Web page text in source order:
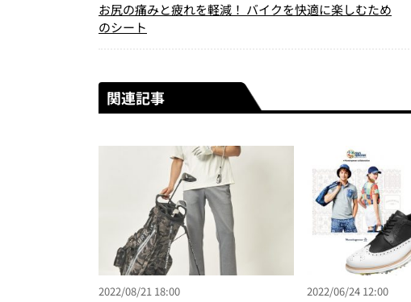
お尻の痛みと疲れを軽減！ バイクを快適に楽しむため
のシート
関連記事
2022/08/21 18:00 2022/06/24 12:00